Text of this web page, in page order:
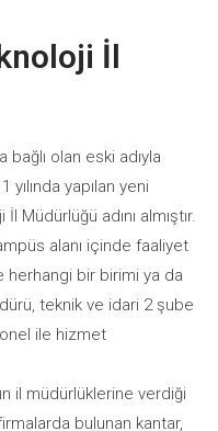
İl
bağlı olan eski adıyla
yapılan yeni
Müdürlüğü adını almıştır.
alanı içinde faaliyet
bir birimi ya da
teknik ve idari 2 şube
ile hizmet
il müdürlüklerine verdiği
bulunan kantar,